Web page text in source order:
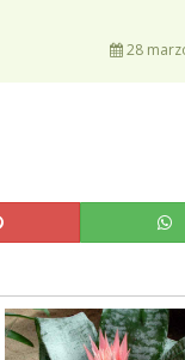
28